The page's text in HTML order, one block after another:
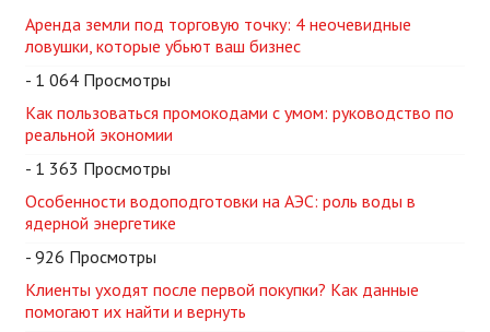
Аренда земли под торговую точку: 4 неочевидные
ловушки, которые убьют ваш бизнес
- 1 064 Просмотры
Как пользоваться промокодами с умом: руководство по
реальной экономии
- 1 363 Просмотры
Особенности водоподготовки на АЭС: роль воды в
ядерной энергетике
- 926 Просмотры
Клиенты уходят после первой покупки? Как данные
помогают их найти и вернуть